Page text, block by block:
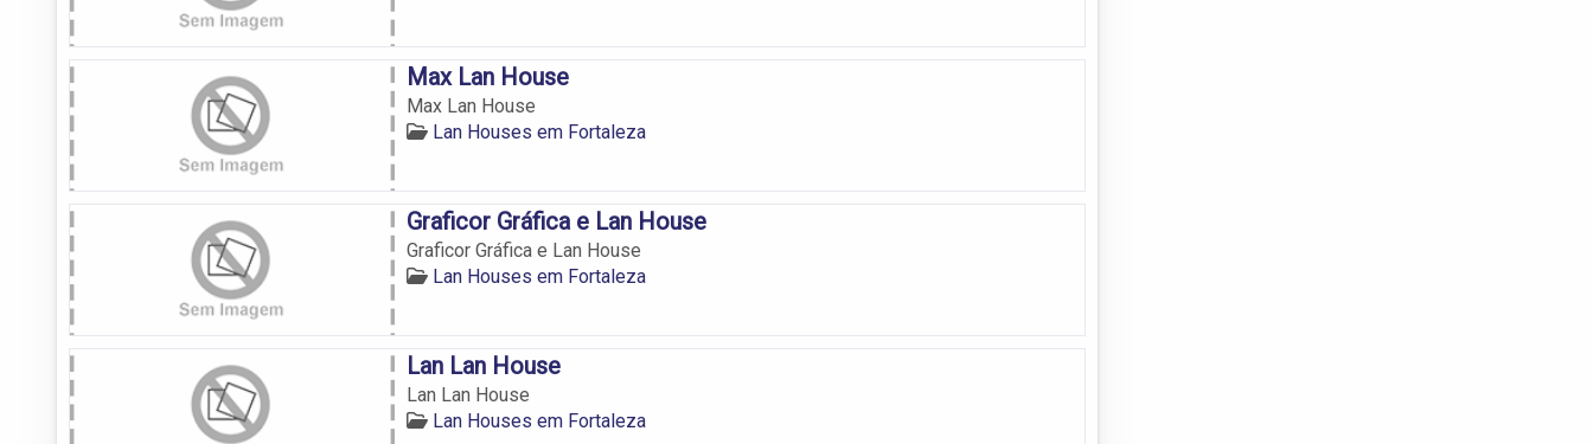
Max Lan House
Max Lan House
Lan Houses em Fortaleza
Graficor Gráfica e Lan House
Graficor Gráfica e Lan House
Lan Houses em Fortaleza
Lan Lan House
Lan Lan House
Lan Houses em Fortaleza